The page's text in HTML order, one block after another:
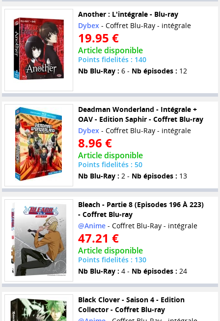
Another : L'intégrale - Blu-ray
Dybex - Coffret Blu-Ray - intégrale
19.95 €
Article disponible
Points fidelités : 140
Nb Blu-Ray : 6 - Nb épisodes : 12
Deadman Wonderland - Intégrale +
OAV - Edition Saphir - Coffret Blu-ray
Dybex - Coffret Blu-Ray - intégrale
8.96 €
Article disponible
Points fidelités : 50
Nb Blu-Ray : 2 - Nb épisodes : 13
Bleach - Partie 8 (Episodes 196 À 223)
- Coffret Blu-ray
@Anime- Coffret Blu-Ray - intégrale
47.21 €
Article disponible
Points fidelités : 130
Nb Blu-Ray : 4 - Nb épisodes : 24
Black Clover - Saison 4 - Edition
Collector - Coffret Blu-ray